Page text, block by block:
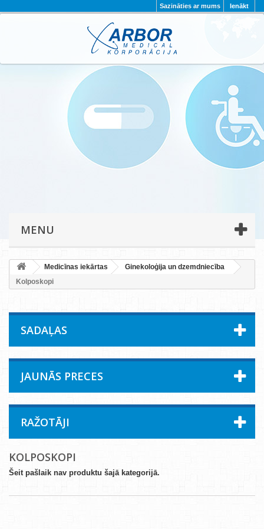
Ienākt
Sazināties ar mums
PAR MUMS PROJEKTI
KONTAKTI
PRIVĀTUMA POLITIKA
MENU
Medicīnas iekārtas
Ginekoloģija un dzemdniecība
Kolposkopi
SADAĻAS
JAUNĀS PRECES
RAŽOTĀJI
KOLPOSKOPI
Šeit pašlaik nav produktu šajā kategorijā.